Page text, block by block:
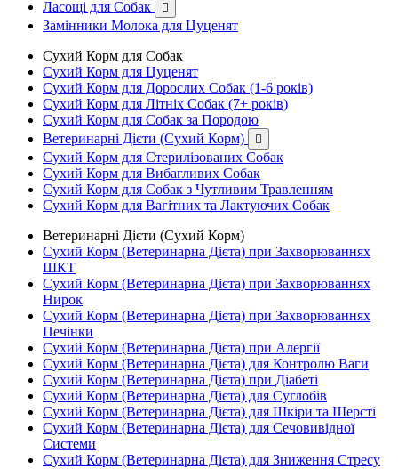
Ласощі для Собак 
Замінники Молока для Цуценят
Сухий Корм для Собак
Сухий Корм для Цуценят
Сухий Корм для Дорослих Собак (1-6 років)
Сухий Корм для Літніх Собак (7+ років)
Сухий Корм для Собак за Породою
Ветеринарні Дієти (Сухий Корм)

Сухий Корм для Стерилізованих Собак
Сухий Корм для Вибагливих Собак
Сухий Корм для Собак з Чутливим Травленням
Сухий Корм для Вагітних та Лактуючих Собак
Ветеринарні Дієти (Сухий Корм)
Сухий Корм (Ветеринарна Дієта) при Захворюваннях
ШКТ
Сухий Корм (Ветеринарна Дієта) при Захворюваннях
Нирок
Сухий Корм (Ветеринарна Дієта) при Захворюваннях
Печінки
Сухий Корм (Ветеринарна Дієта) при Алергії
Сухий Корм (Ветеринарна Дієта) для Контролю Ваги
Сухий Корм (Ветеринарна Дієта) при Діабеті
Сухий Корм (Ветеринарна Дієта) для Суглобів
Сухий Корм (Ветеринарна Дієта) для Шкіри та Шерсті
Сухий Корм (Ветеринарна Дієта) для Сечовивідної
Системи
Сухий Корм (Ветеринарна Дієта) для Зниження Стресу